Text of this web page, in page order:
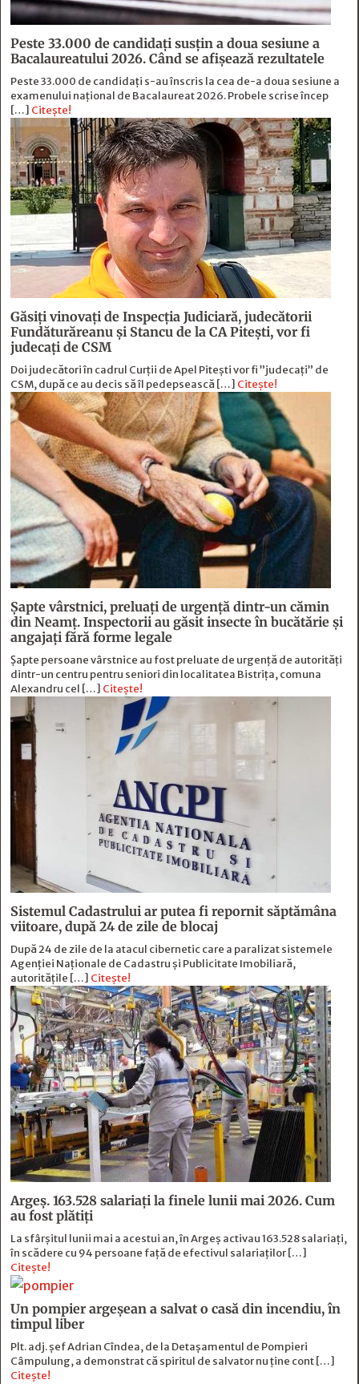
Peste 33.000 de candidați susțin a doua sesiune a
Bacalaureatului 2026. Când se afișează rezultatele
Peste 33.000 de candidați s-au înscris la cea de-a doua sesiune a
examenului național de Bacalaureat 2026. Probele scrise încep
[…] Citește!
Găsiți vinovați de Inspecția Judiciară, judecătorii
Fundăturăreanu și Stancu de la CA Pitești, vor fi
judecați de CSM
Doi judecători în cadrul Curții de Apel Pitești vor fi ”judecați” de
CSM, după ce au decis să îl pedepsească […] Citește!
Șapte vârstnici, preluați de urgență dintr-un cămin
din Neamț. Inspectorii au găsit insecte în bucătărie și
angajați fără forme legale
Șapte persoane vârstnice au fost preluate de urgență de autorități
dintr-un centru pentru seniori din localitatea Bistrița, comuna
Alexandru cel […] Citește!
Sistemul Cadastrului ar putea fi repornit săptămâna
viitoare, după 24 de zile de blocaj
După 24 de zile de la atacul cibernetic care a paralizat sistemele
Agenției Naționale de Cadastru și Publicitate Imobiliară,
autoritățile […] Citește!
Argeș. 163.528 salariați la finele lunii mai 2026. Cum
au fost plătiți
La sfârșitul lunii mai a acestui an, în Argeş activau 163.528 salariați,
în scădere cu 94 persoane faţă de efectivul salariaţilor […]
Citește!
Un pompier argeșean a salvat o casă din incendiu, în
timpul liber
Plt. adj. șef Adrian Cîndea, de la Detașamentul de Pompieri
Câmpulung, a demonstrat că spiritul de salvator nu ține cont […]
Citește!